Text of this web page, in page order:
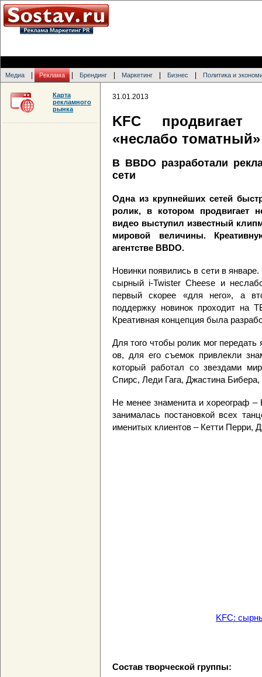
Медиа Реклама Брендинг Маркетинг Бизнес Политика и
31.01.2013
KFC
«неслабо томатный»
В BBDO разработали
сети
Одна из крупнейших сетей
ролик, в котором продвигает
видео выступил известный
мировой величины.
агентстве BBDO.
Новинки появились в сети в
сырный i-Twister Cheese и
первый скорее «для него», а
поддержку новинок проходит
Креативная концепция была
Для того чтобы ролик мог
ов, для его съемок привлекли
который работал со звездами
Спирс, Леди Гага, Джастина
Не менее знаменита и хореограф –
занималась постановкой всех
именитых клиентов – Кетти Перри,
KFC:
Состав творческой группы:
Карта
рекламного
рынка